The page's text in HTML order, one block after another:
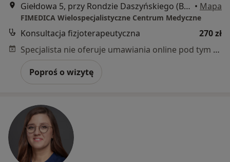
Giełdowa 5, przy Rondzie Daszyńskiego (Budynek LIXA D), Warszawa • Mapa
FIMEDICA Wielospecjalistyczne Centrum Medyczne
Konsultacja fizjoterapeutyczna
270 zł
Specjalista nie oferuje umawiania online pod tym adresem.
Poproś o wizytę